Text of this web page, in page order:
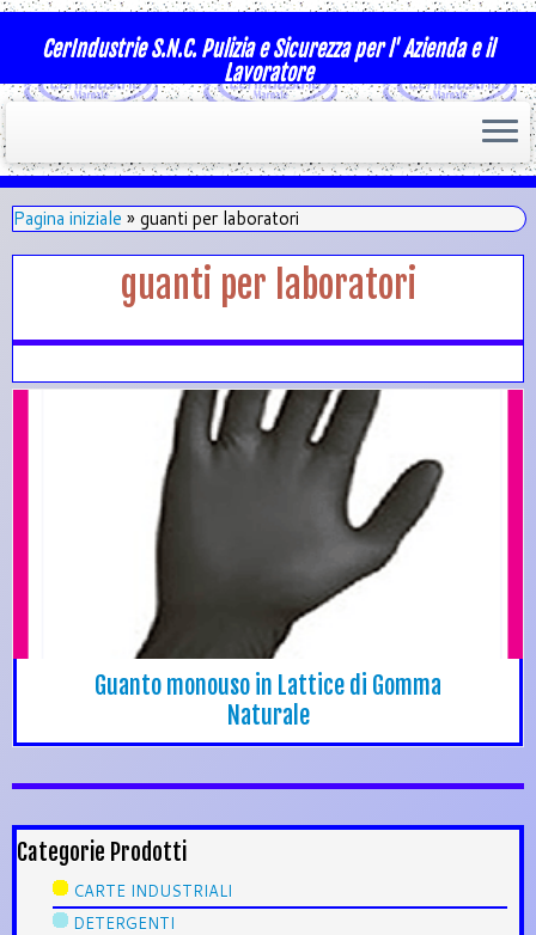
CerIndustrie S.N.C. Pulizia e Sicurezza per l' Azienda e il
Lavoratore
Pagina iniziale » guanti per laboratori
guanti per laboratori
Guanto monouso in Lattice di Gomma
Naturale
Categorie Prodotti
CARTE INDUSTRIALI
DETERGENTI